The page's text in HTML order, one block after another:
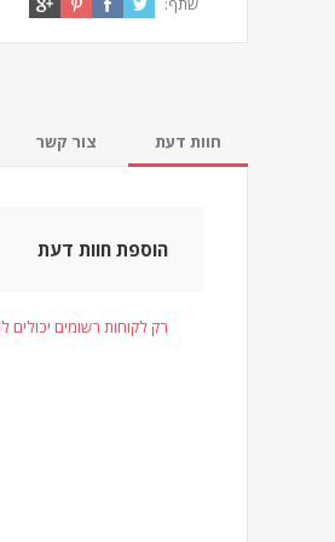
חוות דעת צור קשר
הוספת חוות דעת
רק לקוחות רשומים יכולים